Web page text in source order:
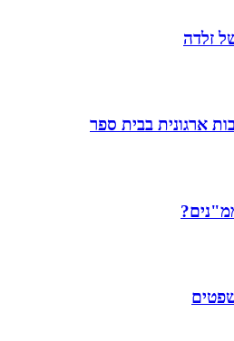
זלדה
ארגונית בבית ספר